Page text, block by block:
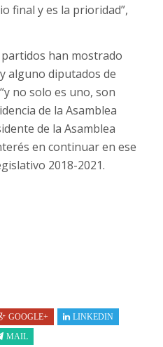
final y es la prioridad”,
han mostrado
alguno diputados de
no solo es uno, son
de la Asamblea
de la Asamblea
en continuar en ese
2018-2021.
GOOGLE+
LINKEDIN
MAIL